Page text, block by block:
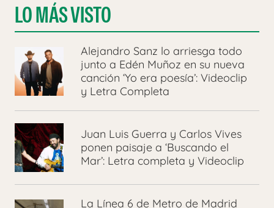
LO MÁS VISTO
Alejandro Sanz lo arriesga todo
junto a Edén Muñoz en su nueva
canción ‘Yo era poesía’: Videoclip
y Letra Completa
Juan Luis Guerra y Carlos Vives
ponen paisaje a ‘Buscando el
Mar’: Letra completa y Videoclip
La Línea 6 de Metro de Madrid